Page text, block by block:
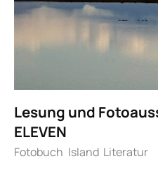
Lesung und
ELEVEN
Fotobuch Island Literatur